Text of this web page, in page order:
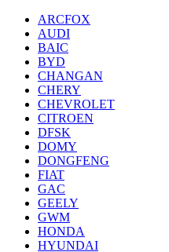
ARCFOX
AUDI
BAIC
BYD
CHANGAN
CHERY
CHEVROLET
CITROEN
DFSK
DOMY
DONGFENG
FIAT
GAC
GEELY
GWM
HONDA
HYUNDAI